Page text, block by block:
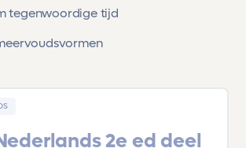
tegenwoordige tijd
2e ed deel